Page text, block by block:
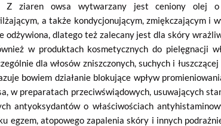
Z ziaren owsa wytwarzany jest ceniony olej o
a także kondycjonującym, zmiękczającym i
odżywiona, dlatego też zalecany jest dla skóry
w produktach kosmetycznych do pielęgnacji
dla włosów zniszczonych, suchych i
bowiem działanie blokujące wpływ
w preparatach przeciwświądowych, usuwających
antyoksydantów o właściwościach
egzem, atopowego zapalenia skóry i innych